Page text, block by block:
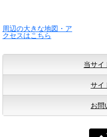
周辺の大きな地図・ア
クセスはこちら
当サイ
サイ
お問